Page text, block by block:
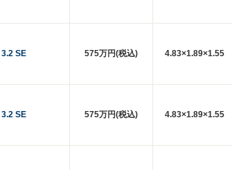
3.2 SE 575万円(税込) 4.83×1.89×1.55
3.2 SE 575万円(税込) 4.83×1.89×1.55